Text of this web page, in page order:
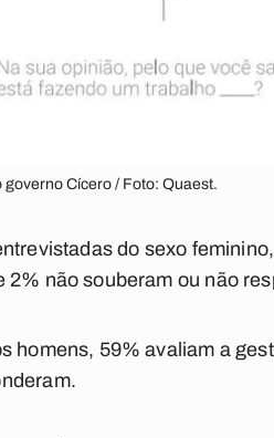
governo Cícero / Foto: Quaest.
do sexo
2% não souberam ou não
homens, 59% avaliam a